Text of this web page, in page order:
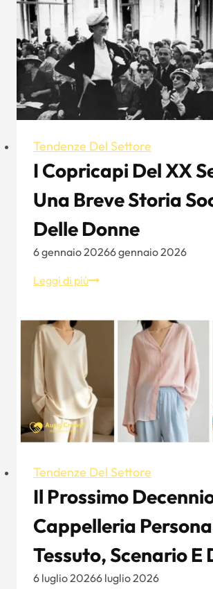
marchi
di
stilisti
indipendenti
in
(consigliati)
Tendenze Del Settore
I Copricapi Del XX
Una Breve Storia
Delle Donne
6 gennaio 20266 gennaio 2026
Leggi di piùI
breve
storia
sociale
delle
Tendenze Del Settore
Il Prossimo
Cappelleria
Tessuto, Scenario E
6 luglio 20266 luglio 2026